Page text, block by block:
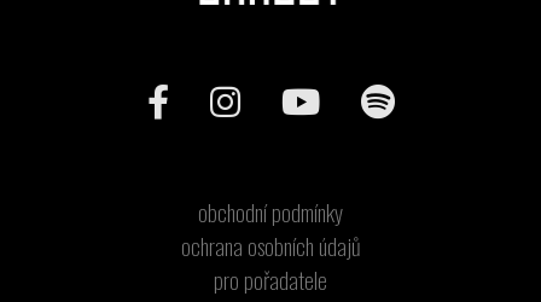
obchodní podmínky
ochrana osobních údajů
pro pořadatele